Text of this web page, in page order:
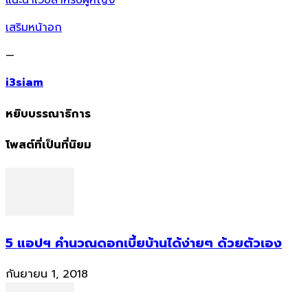
เสริมหน้าอก
—
i3siam
หยิบบรรณาธิการ
โพสต์ที่เป็นที่นิยม
5 แอปฯ คำนวณดอกเบี้ยบ้านได้ง่ายๆ ด้วยตัวเอง
กันยายน 1, 2018